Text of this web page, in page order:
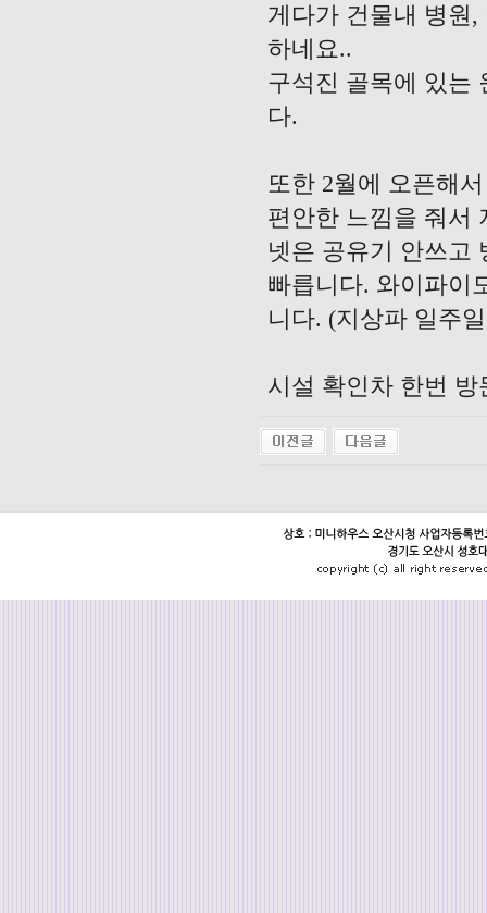
게다가 건물내 병원
하네요..
구석진 골목에 있는
다.
또한 2월에 오픈해
편안한 느낌을 줘서
넷은 공유기 안쓰고
빠릅니다. 와이파이
니다. (지상파 일주
시설 확인차 한번 방